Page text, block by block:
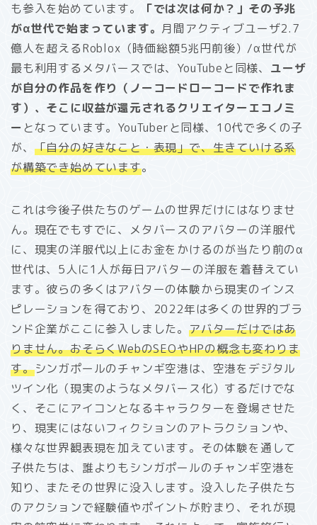
も参入を始めています。
「では次は何か？」その予兆
がα世代で始まっています。 月間アクティブユーザ2.7
億人を超えるRoblox（時価総額5兆円前後）/α世代が
最も利用するメタバースでは、YouTubeと同様、 ユーザ
が自分の作品を作り（ノーコードローコードで作れま
す）、そこに収益が還元されるクリエイターエコノミ
ーとなっています。YouTuberと同様、10代で多くの子
が、 「自分の好きなこと・表現」で、生きていける系
が構築でき始めています。
これは今後子供たちのゲームの世界だけにはなりませ
ん。現在でもすでに、メタバースのアバターの洋服代
に、現実の洋服代以上にお金をかけるのが当たり前のα
世代は、5人に1人が毎日アバターの洋服を着替えてい
ます。彼らの多くはアバターの体験から現実のインス
ピレーションを得ており、2022年は多くの世界的ブラ
ンド企業がここに参入しました。 アバターだけではあ
りません。おそらくWebのSEOやHPの概念も変わりま
す。シンガポールのチャンギ空港は、空港をデジタル
ツイン化（現実のようなメタバース化）するだけでな
く、そこにアイコンとなるキャラクターを登場させた
り、現実にはないフィクションのアトラクションや、
様々な世界観表現を加えています。その体験を通して
子供たちは、誰よりもシンガポールのチャンギ空港を
知り、またその世界に没入します。没入した子供たち
のアクションで経験値やポイントが貯まり、それが現